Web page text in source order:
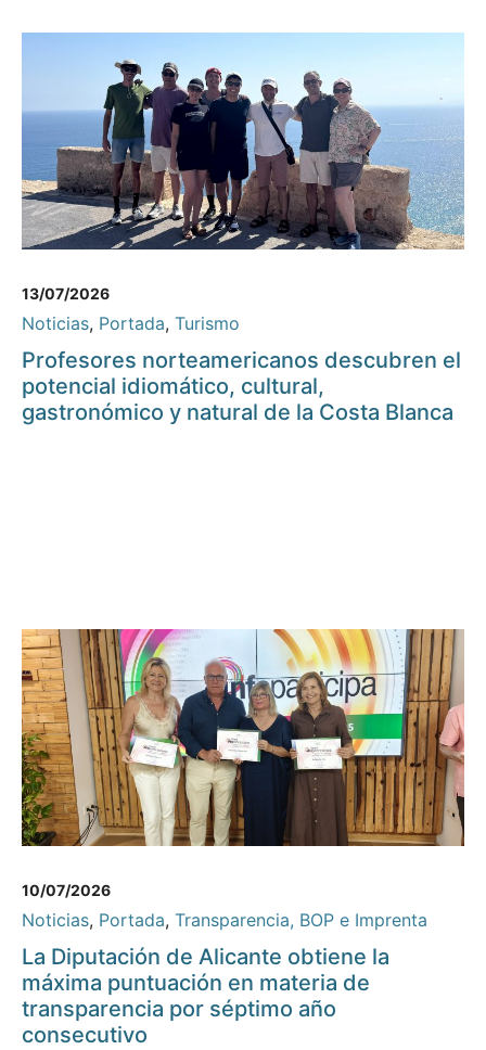
13/07/2026
Noticias, Portada, Turismo
Profesores norteamericanos descubren el
potencial idiomático, cultural,
gastronómico y natural de la Costa Blanca
10/07/2026
Noticias, Portada, Transparencia, BOP e Imprenta
La Diputación de Alicante obtiene la
máxima puntuación en materia de
transparencia por séptimo año
consecutivo